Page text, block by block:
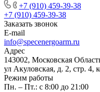
+7 (910) 459-39-38
+7 (910) 459-39-38
Заказать звонок
E-mail
info@specenergoarm.ru
Адрес
143002, Московская
ул Акуловская, д. 2, стр. 4,
Режим работы
Пн. – Пт.: с 8:00 до 21:00